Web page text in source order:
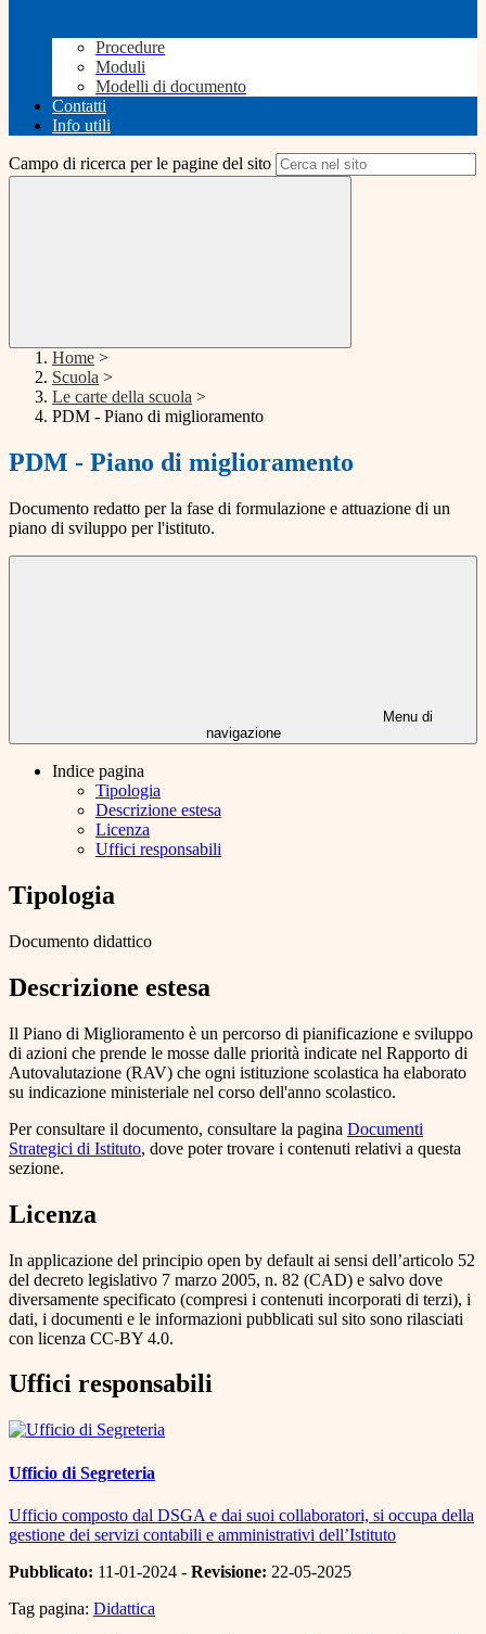
Procedure
Moduli
Modelli di documento
Contatti
Info utili
Campo di ricerca per le pagine del sito
Home >
Scuola >
Le carte della scuola >
PDM - Piano di miglioramento
PDM - Piano di miglioramento
Documento redatto per la fase di formulazione e attuazione di un
piano di sviluppo per l'istituto.
Menu di
navigazione
Indice pagina
Tipologia
Descrizione estesa
Licenza
Uffici responsabili
Tipologia
Documento didattico
Descrizione estesa
Il Piano di Miglioramento è un percorso di pianificazione e sviluppo
di azioni che prende le mosse dalle priorità indicate nel Rapporto di
Autovalutazione (RAV) che ogni istituzione scolastica ha elaborato
su indicazione ministeriale nel corso dell'anno scolastico.
Per consultare il documento, consultare la pagina Documenti
Strategici di Istituto, dove poter trovare i contenuti relativi a questa
sezione.
Licenza
In applicazione del principio open by default ai sensi dell’articolo 52
del decreto legislativo 7 marzo 2005, n. 82 (CAD) e salvo dove
diversamente specificato (compresi i contenuti incorporati di terzi), i
dati, i documenti e le informazioni pubblicati sul sito sono rilasciati
con licenza CC-BY 4.0.
Uffici responsabili
Ufficio di Segreteria
Ufficio composto dal DSGA e dai suoi collaboratori, si occupa della
gestione dei servizi contabili e amministrativi dell’Istituto
Pubblicato: 11-01-2024 - Revisione: 22-05-2025
Tag pagina: Didattica